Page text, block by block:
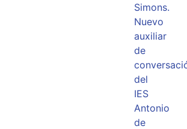
Simons.
Nuevo
auxiliar
de
del
IES
Antonio
de